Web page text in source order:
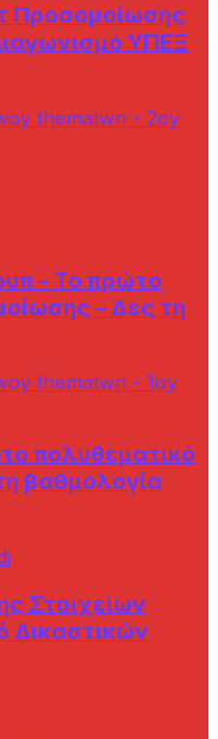
Προσομοίωσης
ΥΠΕΞ
– Το πρώτο
– Δες τη
πολυθεματικό
βαθμολογία
Στοιχείων
Δικαστικών